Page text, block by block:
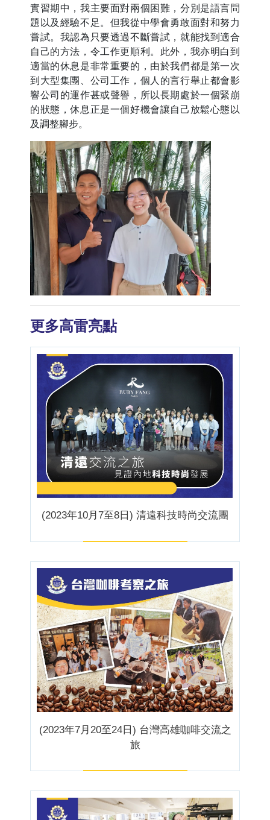
實習期中，我主要面對兩個困難，分別是語言問
題以及經驗不足。但我從中學會勇敢面對和努力
嘗試。我認為只要透過不斷嘗試，就能找到適合
自己的方法，令工作更順利。此外，我亦明白到
適當的休息是非常重要的，由於我們都是第一次
到大型集團、公司工作，個人的言行舉止都會影
響公司的運作甚或聲譽，所以長期處於一個緊崩
的狀態，休息正是一個好機會讓自己放鬆心態以
及調整腳步。
更多高雷亮點
(2023年10月7至8日) 清遠科技時尚交流團
(2023年7月20至24日) 台灣高雄咖啡交流之
旅